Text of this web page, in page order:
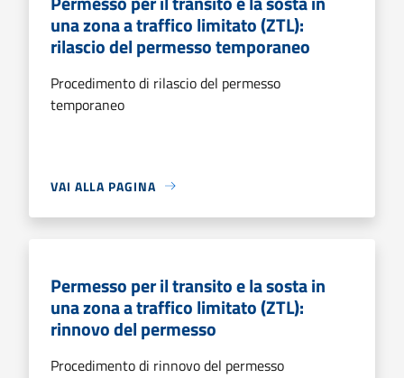
una zona a traffico limitato (ZTL):
rilascio del permesso temporaneo
Procedimento di rilascio del permesso
temporaneo
VAI ALLA PAGINA
Permesso per il transito e la sosta in
una zona a traffico limitato (ZTL):
rinnovo del permesso
Procedimento di rinnovo del permesso